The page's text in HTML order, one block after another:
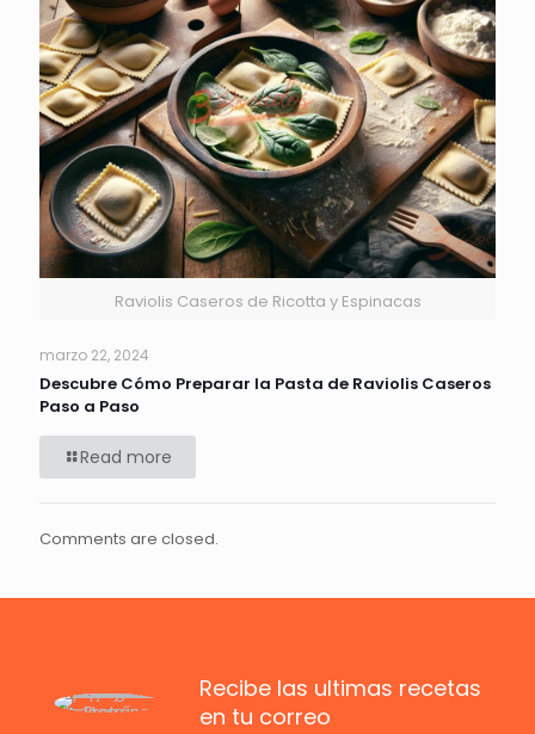
Raviolis Caseros de Ricotta y Espinacas
marzo 22, 2024
Descubre Cómo Preparar la Pasta de Raviolis Caseros
Paso a Paso
Read more
Comments are closed.
Recibe las ultimas recetas
en tu correo